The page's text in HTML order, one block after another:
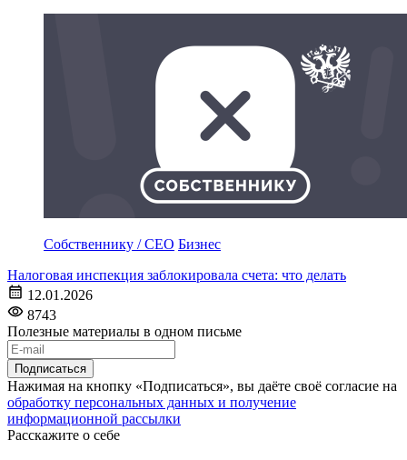
Собственнику / CEO Бизнес
Налоговая инспекция заблокировала счета: что делать
12.01.2026
8743
Полезные материалы в одном письме
Подписаться
Нажимая на кнопку «Подписаться», вы даёте своё согласие на
обработку персональных данных и получение
информационной рассылки
Расскажите о себе